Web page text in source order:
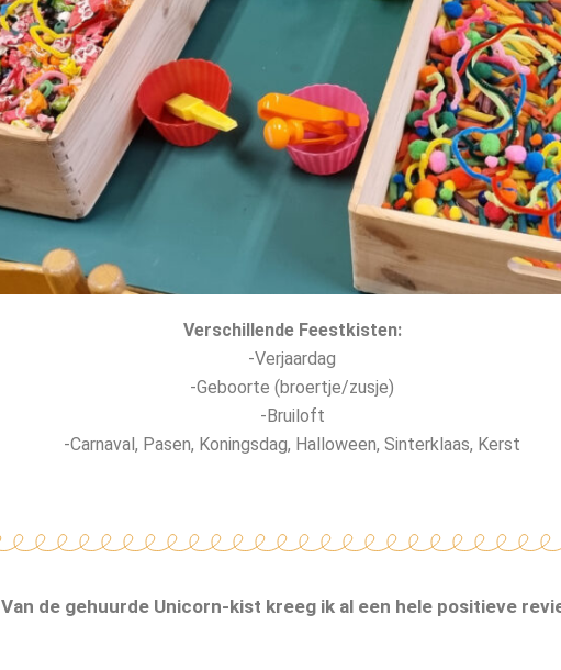
Verschillende Feestkisten:
-Verjaardag
-Geboorte (broertje/zusje)
-Bruiloft
-Carnaval, Pasen, Koningsdag, Halloween, Sinterklaas, Kerst
Van de gehuurde Unicorn-kist kreeg ik al een hele positieve